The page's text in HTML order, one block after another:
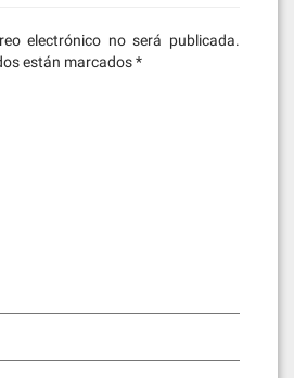
electrónico no será publicada.
están marcados*